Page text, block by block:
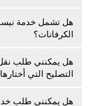
هل تشمل خدمة
الكرفانات؟
هل يمكنني طلب
التصليح التي
هل يمكنني طلب